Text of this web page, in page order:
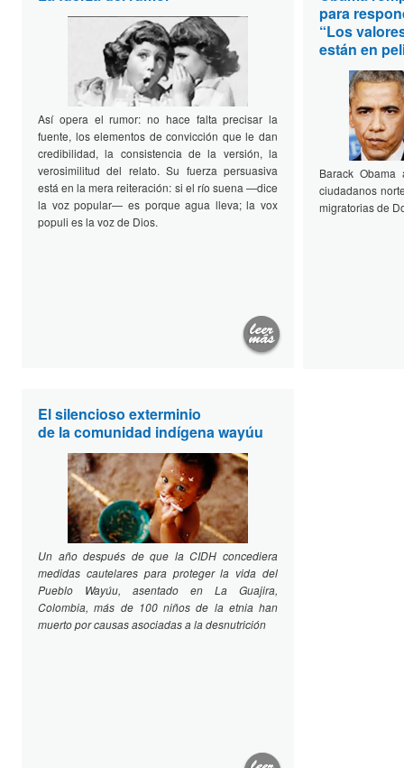
Así opera el rumor: no hace falta precisar la
fuente, los elementos de convicción que le dan
credibilidad, la consistencia de la versión, la
verosimilitud del relato. Su fuerza persuasiva
está en la mera reiteración: si el río suena —dice
la voz popular— es porque agua lleva; la vox
populi es la voz de Dios.
para
“Los
están en
Barack Obama
ciudadanos
migratorias de
El silencioso exterminio
de la comunidad indígena wayúu
Un año después de que la CIDH concediera
medidas cautelares para proteger la vida del
Pueblo Wayúu, asentado en La Guajira,
Colombia, más de 100 niños de la etnia han
muerto por causas asociadas a la desnutrición